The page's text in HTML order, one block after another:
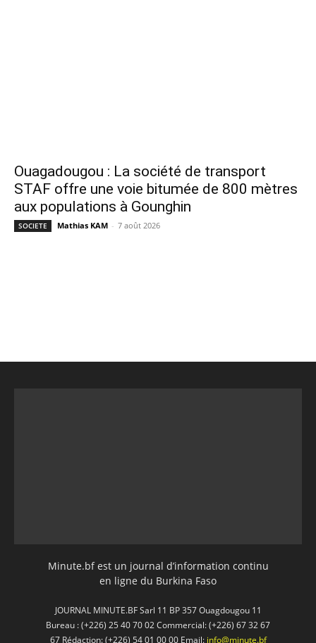
Ouagadougou : La société de transport
STAF offre une voie bitumée de 800 mètres
aux populations à Gounghin
SOCIETE Mathias KAM - 7 août 2026
Minute.bf est un journal d’information continu
en ligne du Burkina Faso
JOURNAL MINUTE.BF Sarl 11 BP 357 Ouagdougou 11
Bureau : (+226) 25 40 70 02 Commercial: (+226) 67 32 67
67 Rédaction: (+226) 54 01 00 00 Email: info@minute.bf